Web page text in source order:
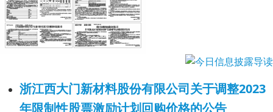
浙江西大门新材料股份有限公司关于调整2023
年限制性股票激励计划回购价格的公告